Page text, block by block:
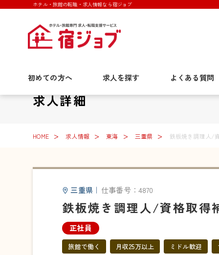
ホテル・旅館の転職・求人情報なら宿ジョブ
初めての方へ 求人を探す よくある質問
求人詳細
HOME 求人情報 東海 三重県 鉄板焼き調理人/
三重県｜ 仕事番号：4870
鉄板焼き調理人/資格取得
正社員
旅館で働く 月収25万以上 ミドル歓迎